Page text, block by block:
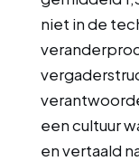
niet in de
een cultuur
en vertaald